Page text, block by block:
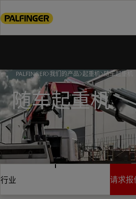
to
footer
content
PALFINGER 我们的产品 起重机 随车起重机
随车起重机
行业 请求报